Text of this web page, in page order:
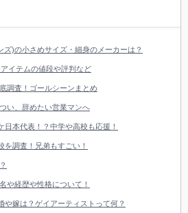
ズ)の小さめサイズ・細身のメーカーは？
イテムの値段や評判など
調査！ゴールシーンまとめ
い、辞めたい営業マンへ
本代表！？中学や高校も応援！
調査！兄弟もすごい！
や経歴や性格について！
や嫁は？ゲイアーティストって何？